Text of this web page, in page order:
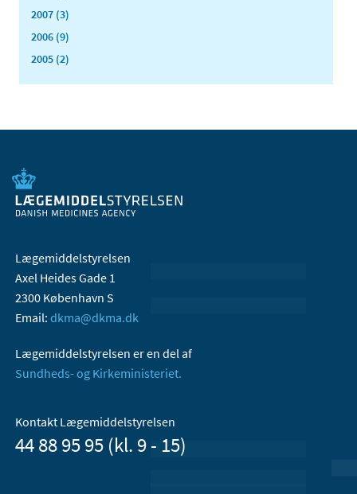
2007 (3)
2006 (9)
2005 (2)
Lægemiddelstyrelsen
Axel Heides Gade 1
2300 København S
Email: dkma@dkma.dk
Lægemiddelstyrelsen er en del af
Sundheds- og Kirkeministeriet.
Kontakt Lægemiddelstyrelsen
44 88 95 95 (kl. 9 - 15)